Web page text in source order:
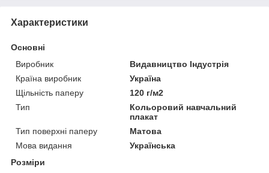
Характеристики
Основні
Виробник
Видавництво Індустрія
Країна виробник
Україна
Щільність паперу
120 г/м2
Тип
Кольоровий навчальний
плакат
Тип поверхні паперу
Матова
Мова видання
Українська
Розміри